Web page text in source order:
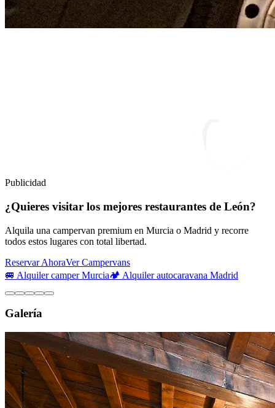
Publicidad
¿Quieres visitar los mejores restaurantes de León?
Alquila una campervan premium en Murcia o Madrid y recorre
todos estos lugares con total libertad.
Reservar AhoraVer Campervans
🚐 Alquiler camper Murcia🏕️ Alquiler autocaravana Madrid
Galería